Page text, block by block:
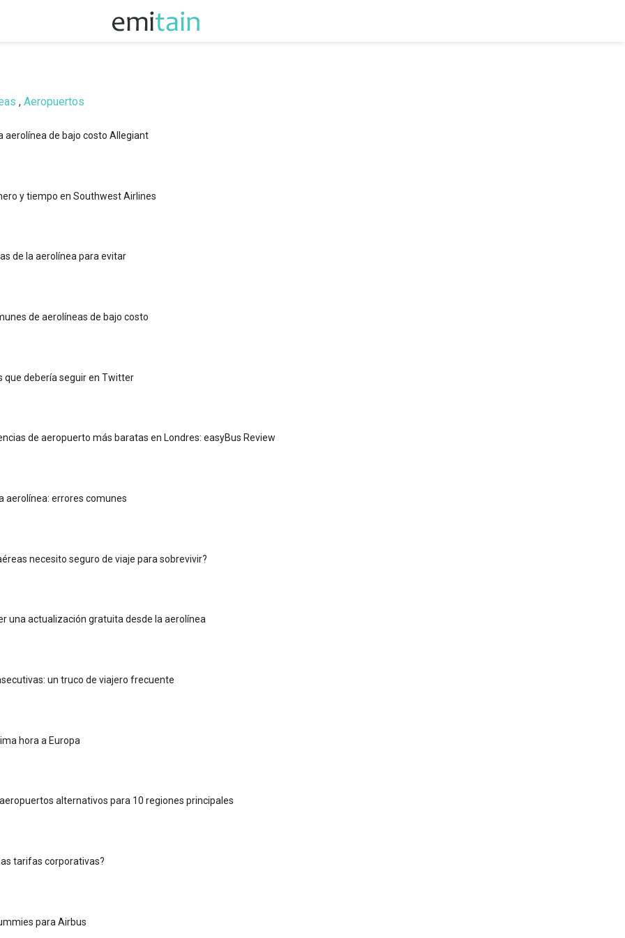
, Aeropuertos
aerolínea de bajo costo Allegiant
y tiempo en Southwest Airlines
de la aerolínea para evitar
de aerolíneas de bajo costo
que debería seguir en Twitter
de aeropuerto más baratas en Londres: easyBus Review
aerolínea: errores comunes
necesito seguro de viaje para sobrevivir?
una actualización gratuita desde la aerolínea
un truco de viajero frecuente
hora a Europa
alternativos para 10 regiones principales
tarifas corporativas?
para Airbus